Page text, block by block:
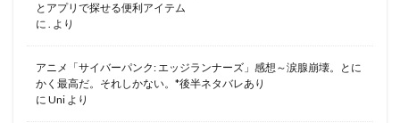
とアプリで探せる便利アイテム
に . より
アニメ「サイバーパンク: エッジランナーズ」感想～涙腺崩壊。とに
かく最高だ。それしかない。*後半ネタバレあり
に Uni より